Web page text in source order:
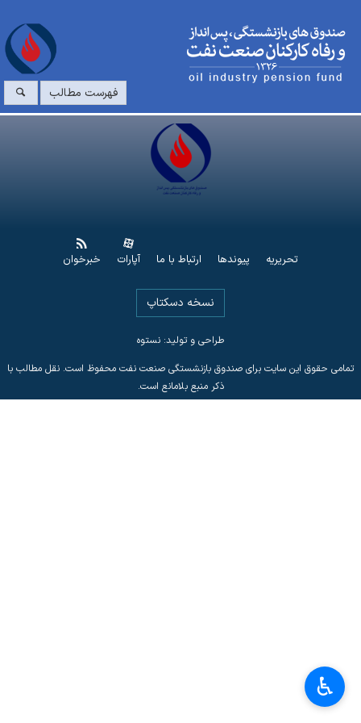
فهرست مطالب
تحریریه پیوندها ارتباط با ما آپارات خبرخوان
نسخه دسکتاپ
طراحی و تولید: نستوه
تمامی حقوق این سایت برای صندوق بازنشستگی صنعت نفت محفوظ است. نقل مطالب با
ذکر منبع بلامانع است.
♿︎